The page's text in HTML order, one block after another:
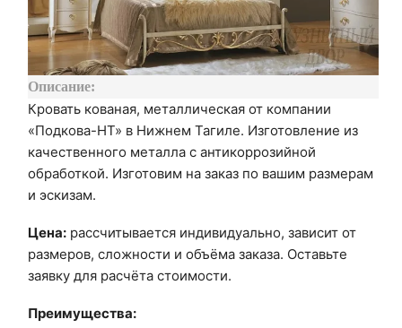
Описание:
Кровать кованая, металлическая от компании
«Подкова-НТ» в Нижнем Тагиле. Изготовление из
качественного металла с антикоррозийной
обработкой. Изготовим на заказ по вашим размерам
и эскизам.
Цена: рассчитывается индивидуально, зависит от
размеров, сложности и объёма заказа. Оставьте
заявку для расчёта стоимости.
Преимущества: